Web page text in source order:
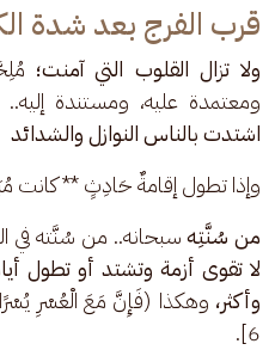
قرب الفرج بعد شدة
ولا تزال القلوب التي آمنت؛
ومعتمدة عليه، ومستندة إليه..
اشتدت بالناس النوازل والشدائد
وإذا تطول إقامةٌ حَادِثٍ ** كانت
من سُنَّتِه سبحانه.. من سُنَّته في
لا تقوى أزمة وتشتد أو تطول
وأكثر،
6].